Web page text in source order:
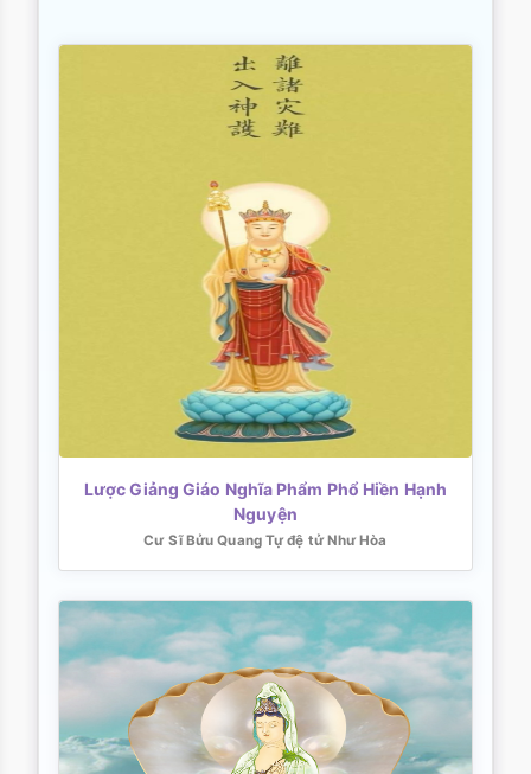
Lược Giảng Giáo Nghĩa Phẩm Phổ Hiền Hạnh
Nguyện
Cư Sĩ Bửu Quang Tự đệ tử Như Hòa